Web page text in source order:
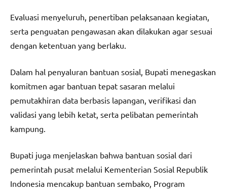
Evaluasi menyeluruh, penertiban pelaksanaan kegiatan,
serta penguatan pengawasan akan dilakukan agar sesuai
dengan ketentuan yang berlaku.
Dalam hal penyaluran bantuan sosial, Bupati menegaskan
komitmen agar bantuan tepat sasaran melalui
pemutakhiran data berbasis lapangan, verifikasi dan
validasi yang lebih ketat, serta pelibatan pemerintah
kampung.
Bupati juga menjelaskan bahwa bantuan sosial dari
pemerintah pusat melalui Kementerian Sosial Republik
Indonesia mencakup bantuan sembako, Program